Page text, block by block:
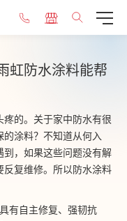
虹防水涂料能帮
的。关于家中防水有很
的涂料？不知道从何入
到，如果这些问题没有解
反复维修。所以防水涂料
有自主修复、强韧抗